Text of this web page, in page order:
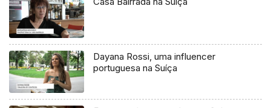
Dayana Rossi, uma influencer
portuguesa na Suíça